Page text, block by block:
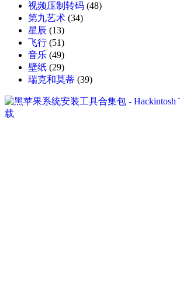
视频压制转码 (48)
第九艺术 (34)
星辰 (13)
飞行 (51)
音乐 (49)
壁纸 (29)
瑞克和莫蒂 (39)